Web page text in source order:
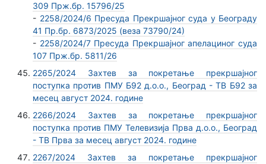
309 Прж.бр. 15796/25
- 2258/2024/6 Пресуда Прекршајног суда у Београду
41 Пр.бр. 6873/2025 (веза 73790/24)
- 2258/2024/7 Пресуда Прекршајног апелациног суда
107 Прж.бр. 5811/26
2265/2024 Захтев за покретање прекршајног
поступка против ПМУ Б92 д.о.о., Београд - ТВ Б92 за
месец август 2024. године
2266/2024 Захтев за покретање прекршајног
поступка против ПМУ Телевизија Прва д.о.о., Београд
- ТВ Прва за месец август 2024. године
2267/2024 Захтев за покретање прекршајног